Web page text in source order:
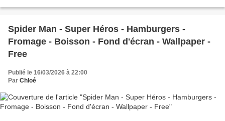
Spider Man - Super Héros - Hamburgers -
Fromage - Boisson - Fond d'écran - Wallpaper -
Free
Publié le 16/03/2026 à 22:00
Par Chloé